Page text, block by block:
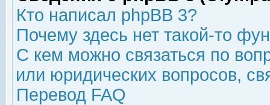
Кто написал phpBB 3?
Почему здесь нет такой-то
С кем можно связаться по
или юридических вопросов,
Перевод FAQ